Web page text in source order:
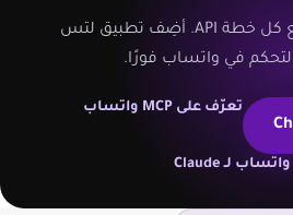
خادم MCP متاح مجانًا مع كل خطة API. أضِف تطبيق لتس
تعرّف على MCP واتساب